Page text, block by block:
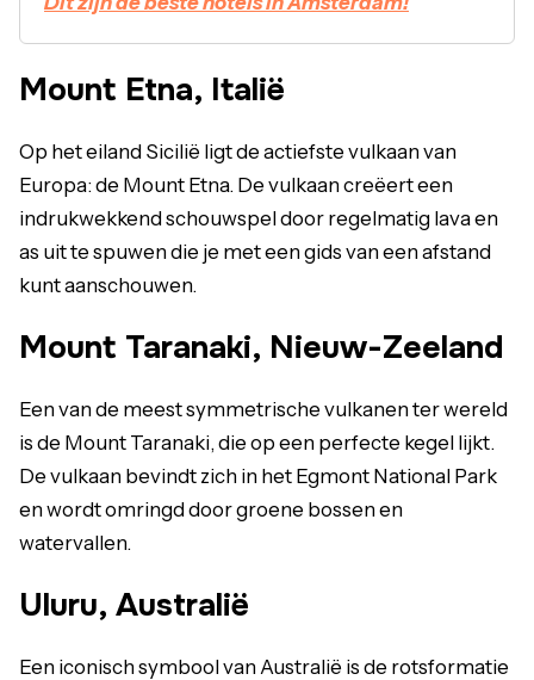
Mount Etna, Italië
Op het eiland Sicilië ligt de actiefste vulkaan van
Europa: de Mount Etna. De vulkaan creëert een
indrukwekkend schouwspel door regelmatig lava en
as uit te spuwen die je met een gids van een afstand
kunt aanschouwen.
Mount Taranaki, Nieuw-Zeeland
Een van de meest symmetrische vulkanen ter wereld
is de Mount Taranaki, die op een perfecte kegel lijkt.
De vulkaan bevindt zich in het Egmont National Park
en wordt omringd door groene bossen en
watervallen.
Uluru, Australië
Een iconisch symbool van Australië is de rotsformatie